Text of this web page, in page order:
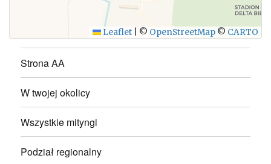
Leaflet © OpenStreetMap © CARTO
Strona AA
W twojej okolicy
Wszystkie mityngi
Podział regionalny